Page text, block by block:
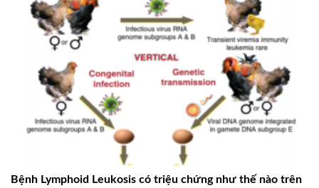
Bệnh Lymphoid Leukosis có triệu chứng như thế nào trên